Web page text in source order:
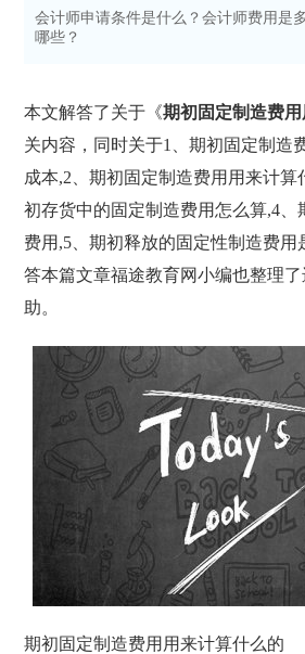
会计师申请条件是什么？会计师费用是
哪些？
本文解答了关于《期初固定制造费
关内容，同时关于1、期初固定制造
成本,2、期初固定制造费用用来计算
初存货中的固定制造费用怎么算,4、
费用,5、期初释放的固定性制造费用
答本篇文章福途教育网小编也整理
助。
期初固定制造费用用来计算什么的